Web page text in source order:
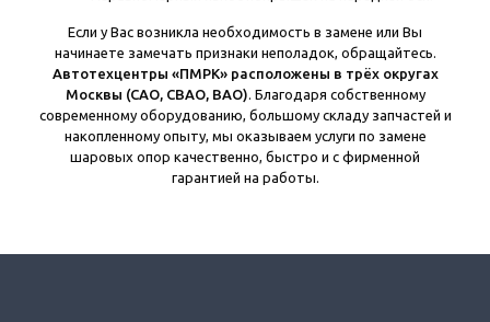
Если у Вас возникла необходимость в замене или Вы
начинаете замечать признаки неполадок, обращайтесь.
Автотехцентры «ПМРК» расположены в трёх округах
Москвы (САО, СВАО, ВАО) . Благодаря собственному
современному оборудованию, большому складу запчастей и
накопленному опыту, мы оказываем услуги по замене
шаровых опор качественно, быстро и с фирменной
гарантией на работы.